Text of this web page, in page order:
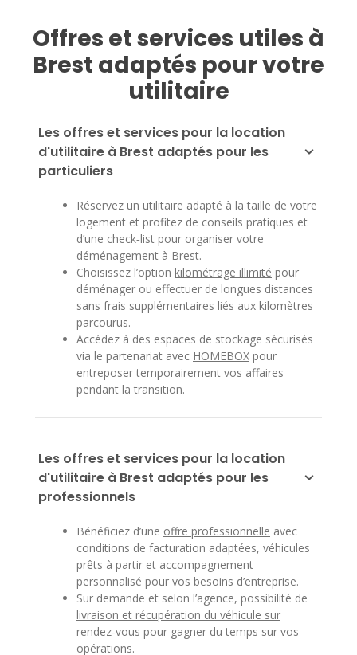
Offres et services utiles à
Brest adaptés pour votre
utilitaire
Les offres et services pour la location
d'utilitaire à Brest adaptés pour les
particuliers
Réservez un utilitaire adapté à la taille de votre
logement et profitez de conseils pratiques et
d’une check‑list pour organiser votre
déménagement à Brest.
Choisissez l’option kilométrage illimité pour
déménager ou effectuer de longues distances
sans frais supplémentaires liés aux kilomètres
parcourus.
Accédez à des espaces de stockage sécurisés
via le partenariat avec HOMEBOX pour
entreposer temporairement vos affaires
pendant la transition.
Les offres et services pour la location
d'utilitaire à Brest adaptés pour les
professionnels
Bénéficiez d’une offre professionnelle avec
conditions de facturation adaptées, véhicules
prêts à partir et accompagnement
personnalisé pour vos besoins d’entreprise.
Sur demande et selon l’agence, possibilité de
livraison et récupération du véhicule sur
rendez‑vous pour gagner du temps sur vos
opérations.